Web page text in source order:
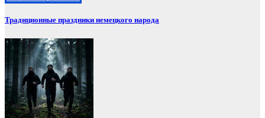
Традиционные праздники немецкого народа